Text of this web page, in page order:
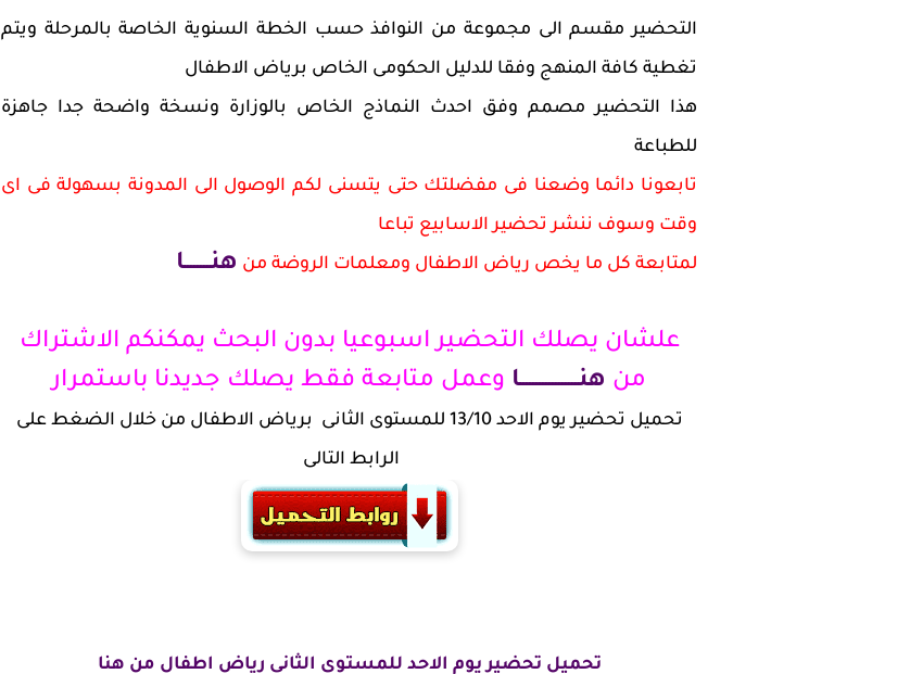
التحضير مقسم الى مجموعة من النوافذ حسب الخطة السنوية الخاصة بالمرحلة ويتم
تغطية كافة المنهج وفقا للدليل الحكومى الخاص برياض الاطفال
هذا التحضير مصمم وفق احدث النماذج الخاص بالوزارة ونسخة واضحة جدا جاهزة
للطباعة
تابعونا دائما وضعنا فى مفضلتك حتى يتسنى لكم الوصول الى المدونة بسهولة فى اى
وقت وسوف ننشر تحضير الاسابيع تباعا
لمتابعة كل ما يخص رياض الاطفال ومعلمات الروضة من هنــــــــا
علشان يصلك التحضير اسبوعيا بدون البحث يمكنكم الاشتراك
من هنــــــــــــــــــا وعمل متابعة فقط يصلك جديدنا باستمرار
تحميل تحضير يوم الاحد 13/10 للمستوى الثانى برياض الاطفال من خلال الضغط على
الرابط التالى
تحميل تحضير يوم الاحد للمستوى الثانى رياض اطفال من هنا